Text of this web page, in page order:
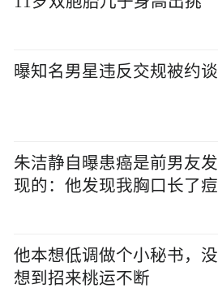
曝知名男星违反交规被约谈
朱洁静自曝患癌是前男友发
现的：他发现我胸口长了痘
他本想低调做个小秘书，没
想到招来桃运不断